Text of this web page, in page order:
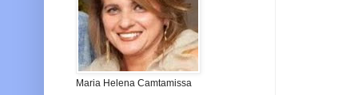
Maria Helena Camtamissa